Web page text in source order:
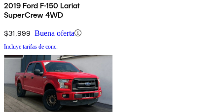
2019 Ford F-150 Lariat
SuperCrew 4WD
$31,999 Buena oferta
Incluye tarifas de conc.